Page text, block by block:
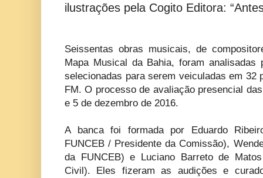
ilustrações pela Cogito Editora:
Seissentas obras musicais, de
Mapa Musical da Bahia, foram analisadas
selecionadas para serem veiculadas em 32
FM. O processo de avaliação presencial
e 5 de dezembro de 2016.
A banca foi formada por Eduardo
FUNCEB / Presidente da Comissão),
da FUNCEB) e Luciano Barreto de
Civil). Eles fizeram as audições e